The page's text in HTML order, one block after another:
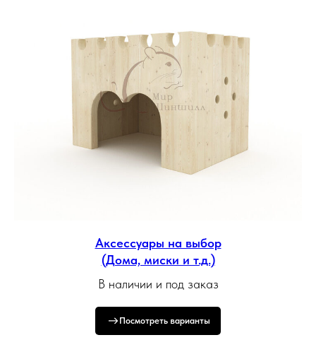
Аксессуары на выбор
(Дома, миски и т.д.)
В наличии и под заказ
Посмотреть варианты